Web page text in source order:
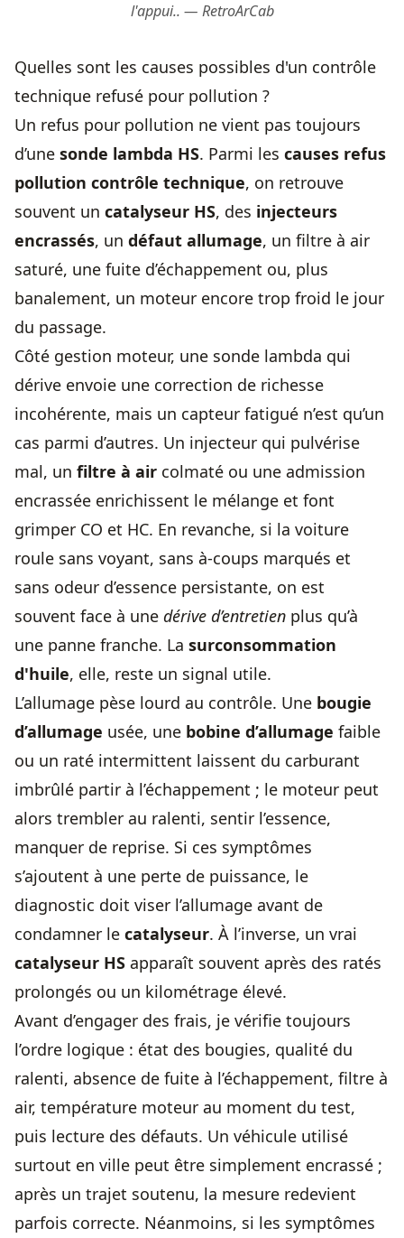
l'appui.. — RetroArCab
Quelles sont les causes possibles d'un contrôle
technique refusé pour pollution ?
Un refus pour pollution ne vient pas toujours
d’une sonde lambda HS. Parmi les causes refus
pollution contrôle technique, on retrouve
souvent un catalyseur HS, des injecteurs
encrassés, un défaut allumage, un filtre à air
saturé, une fuite d’échappement ou, plus
banalement, un moteur encore trop froid le jour
du passage.
Côté gestion moteur, une sonde lambda qui
dérive envoie une correction de richesse
incohérente, mais un capteur fatigué n’est qu’un
cas parmi d’autres. Un injecteur qui pulvérise
mal, un filtre à air colmaté ou une admission
encrassée enrichissent le mélange et font
grimper CO et HC. En revanche, si la voiture
roule sans voyant, sans à-coups marqués et
sans odeur d’essence persistante, on est
souvent face à une dérive d’entretien plus qu’à
une panne franche. La surconsommation
d'huile, elle, reste un signal utile.
L’allumage pèse lourd au contrôle. Une bougie
d’allumage usée, une bobine d’allumage faible
ou un raté intermittent laissent du carburant
imbrûlé partir à l’échappement ; le moteur peut
alors trembler au ralenti, sentir l’essence,
manquer de reprise. Si ces symptômes
s’ajoutent à une perte de puissance, le
diagnostic doit viser l’allumage avant de
condamner le catalyseur. À l’inverse, un vrai
catalyseur HS apparaît souvent après des ratés
prolongés ou un kilométrage élevé.
Avant d’engager des frais, je vérifie toujours
l’ordre logique : état des bougies, qualité du
ralenti, absence de fuite à l’échappement, filtre à
air, température moteur au moment du test,
puis lecture des défauts. Un véhicule utilisé
surtout en ville peut être simplement encrassé ;
après un trajet soutenu, la mesure redevient
parfois correcte. Néanmoins, si les symptômes